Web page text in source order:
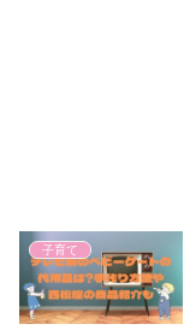
子育て